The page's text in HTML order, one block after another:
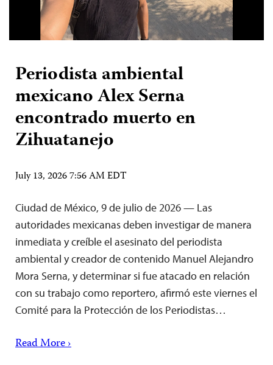
Periodista ambiental
mexicano Alex Serna
encontrado muerto en
Zihuatanejo
July 13, 2026 7:56 AM EDT
Ciudad de México, 9 de julio de 2026 — Las
autoridades mexicanas deben investigar de manera
inmediata y creíble el asesinato del periodista
ambiental y creador de contenido Manuel Alejandro
Mora Serna, y determinar si fue atacado en relación
con su trabajo como reportero, afirmó este viernes el
Comité para la Protección de los Periodistas…
Read More ›